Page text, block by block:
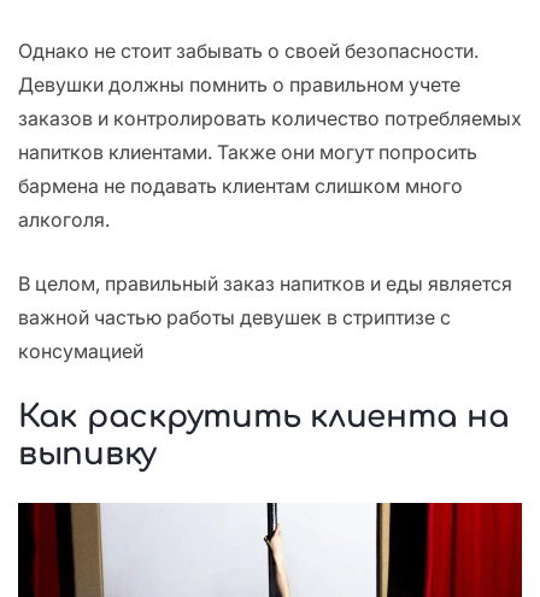
Однако не стоит забывать о своей безопасности.
Девушки должны помнить о правильном учете
заказов и контролировать количество потребляемых
напитков клиентами. Также они могут попросить
бармена не подавать клиентам слишком много
алкоголя.
В целом, правильный заказ напитков и еды является
важной частью работы девушек в стриптизе с
консумацией
Как раскрутить клиента на
выпивку